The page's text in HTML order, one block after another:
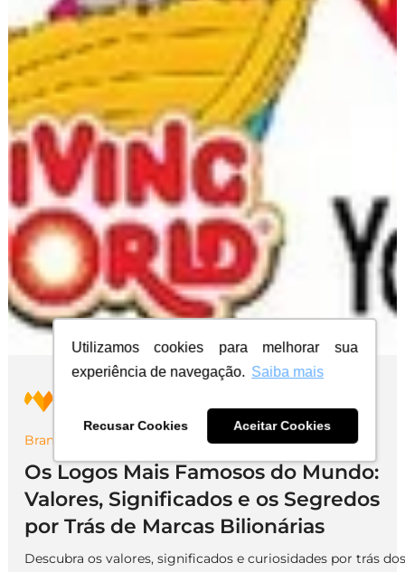
Utilizamos cookies para melhorar sua
experiência de navegação. Saiba mais
Recusar Cookies Aceitar Cookies